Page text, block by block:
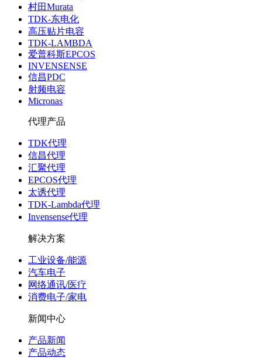
村田Murata
TDK-东电化
高压贴片电容
TDK-LAMBDA
爱普科斯EPCOS
INVENSENSE
信昌PDC
射频电容
Micronas
代理产品
TDK代理
信昌代理
汇聚代理
EPCOS代理
太诱代理
TDK-Lambda代理
Invensense代理
解决方案
工业设备/能源
汽车电子
网络通讯/医疗
消费电子/家电
新闻中心
产品新闻
产品动态